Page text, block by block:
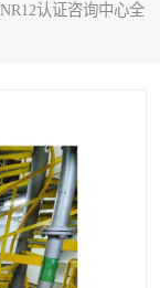
认证咨询中心全
证